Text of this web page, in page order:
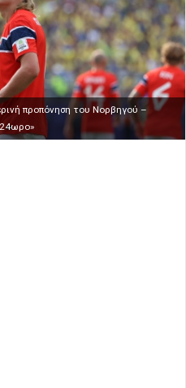
προπόνηση του Νορβηγού –
24ωρο»